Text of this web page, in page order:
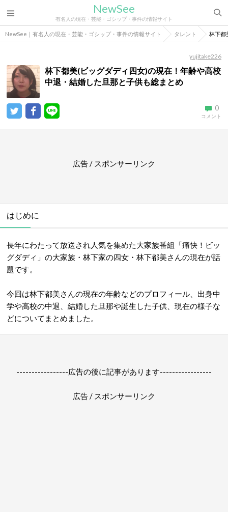
NewSee
有名人の現在・芸能・ゴシップ・事件の情報サイト
NewSee｜有名人の現在・芸能・ゴシップ・事件の情報サイト タレント 林下都
yujitake226
林下都美(ビッグダディ四女)の現在！年齢や高校
中退・結婚した旦那と子供も総まとめ
0
コメント
広告 / スポンサーリンク
はじめに
長年にわたって放送され人気を集めた大家族番組「痛快！ビッ
グダディ」の大家族・林下家の四女・林下都美さんの現在が話
題です。
今回は林下都美さんの現在の年齢などのプロフィール、出身中
学や高校の中退、結婚した旦那や誕生した子供、現在の様子な
どについてまとめました。
-----------------広告の後に記事があります-----------------
広告 / スポンサーリンク